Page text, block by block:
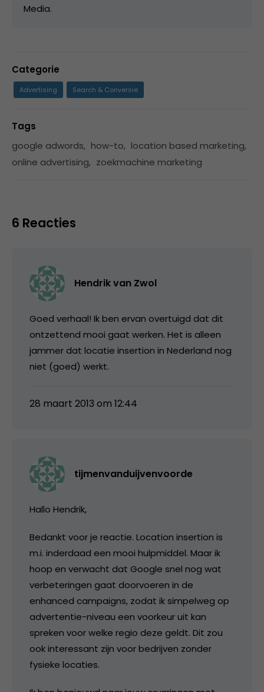
Media.
Categorie
Advertising Search & Conversie
Tags
google adwords, how-to, location based marketing,
online advertising, zoekmachine marketing
6 Reacties
Hendrik van Zwol
Goed verhaal! Ik ben ervan overtuigd dat dit
ontzettend mooi gaat werken. Het is alleen
jammer dat locatie insertion in Nederland nog
niet (goed) werkt.
28 maart 2013 om 12:44
tijmenvanduijvenvoorde
Hallo Hendrik,
Bedankt voor je reactie. Location insertion is
m.i. inderdaad een mooi hulpmiddel. Maar ik
hoop en verwacht dat Google snel nog wat
verbeteringen gaat doorvoeren in de
enhanced campaigns, zodat ik simpelweg op
advertentie-niveau een voorkeur uit kan
spreken voor welke regio deze geldt. Dit zou
ook interessant zijn voor bedrijven zonder
fysieke locaties.